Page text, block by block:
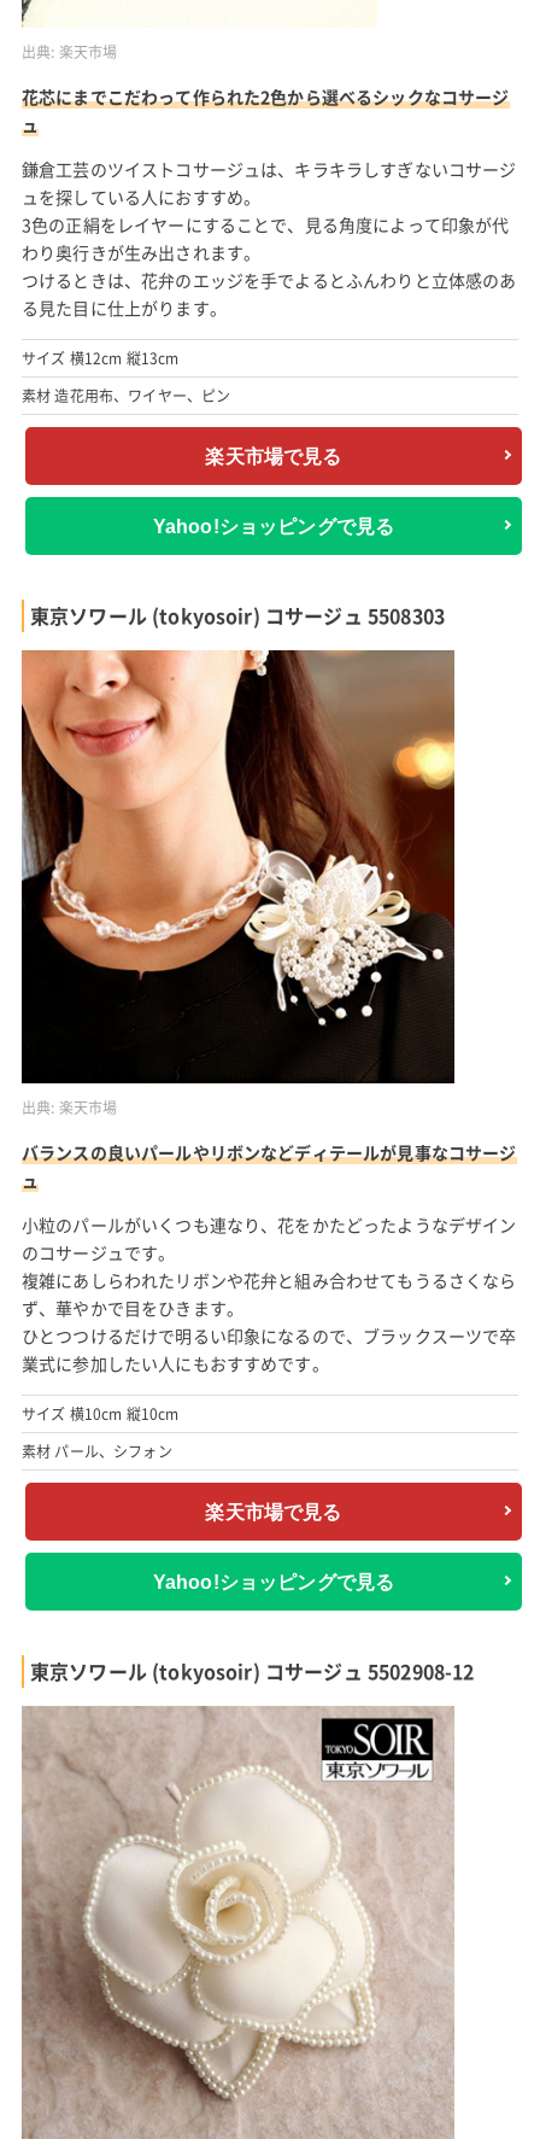
出典: 楽天市場
花芯にまでこだわって作られた2色から選べるシックなコサージ
ュ
鎌倉工芸のツイストコサージュは、キラキラしすぎないコサージ
ュを探している人におすすめ。
3色の正絹をレイヤーにすることで、見る角度によって印象が代
わり奥行きが生み出されます。
つけるときは、花弁のエッジを手でよるとふんわりと立体感のあ
る見た目に仕上がります。
サイズ 横12cm 縦13cm
素材 造花用布、ワイヤー、ピン
楽天市場で見る
Yahoo!ショッピングで見る
東京ソワール (tokyosoir) コサージュ 5508303
出典: 楽天市場
バランスの良いパールやリボンなどディテールが見事なコサージ
ュ
小粒のパールがいくつも連なり、花をかたどったようなデザイン
のコサージュです。
複雑にあしらわれたリボンや花弁と組み合わせてもうるさくなら
ず、華やかで目をひきます。
ひとつつけるだけで明るい印象になるので、ブラックスーツで卒
業式に参加したい人にもおすすめです。
サイズ 横10cm 縦10cm
素材 パール、シフォン
楽天市場で見る
Yahoo!ショッピングで見る
東京ソワール (tokyosoir) コサージュ 5502908-12